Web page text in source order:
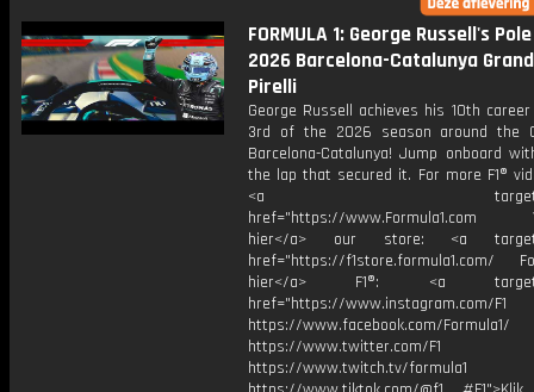
FORMULA 1: George Russell's
2026 Barcelona-Catalunya
Pirelli
George Russell achieves his 10th
3rd of the 2026 season around the
Barcelona-Catalunya! Jump onboard
the lap that secured it. For more F1®
<a
href="https://www.Formula1.com
hier</a> our store: <a
href="https://f1store.formula1.com/
hier</a> F1®: <a
href="https://www.instagram.com/F1
https://www.facebook.com/Formula1/
https://www.twitter.com/F1
https://www.twitch.tv/formula1